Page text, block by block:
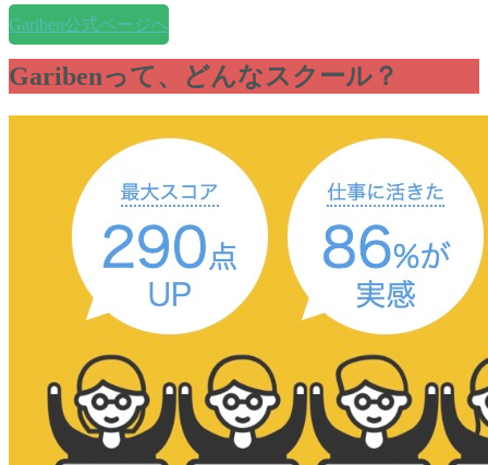
Gariben公式ページへ
Garibenって、どんなスクール？